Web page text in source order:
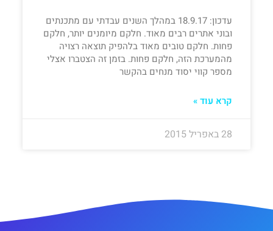
עדכון: 18.9.17 במהלך השנים עבדתי עם מתכנתים
ובוני אתרים רבים מאוד. חלקם מיומנים יותר, חלקם
פחות. חלקם טובים מאוד בלהפיק תוצאה רצויה
מהמערכת הזה, חלקם פחות. בזמן זה הצטברו אצלי
מספר קווי יסוד מנחים בהקשר
קרא עוד »
28 באפריל 2015